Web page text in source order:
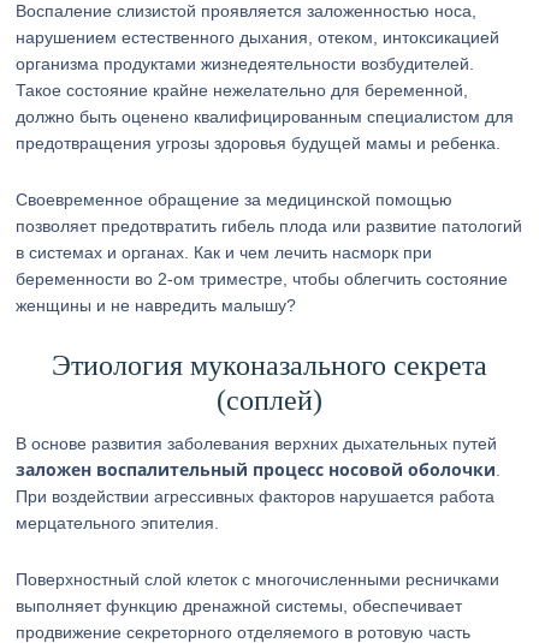
Воспаление слизистой проявляется заложенностью носа,
нарушением естественного дыхания, отеком, интоксикацией
организма продуктами жизнедеятельности возбудителей.
Такое состояние крайне нежелательно для беременной,
должно быть оценено квалифицированным специалистом для
предотвращения угрозы здоровья будущей мамы и ребенка.
Своевременное обращение за медицинской помощью
позволяет предотвратить гибель плода или развитие патологий
в системах и органах. Как и чем лечить насморк при
беременности во 2-ом триместре, чтобы облегчить состояние
женщины и не навредить малышу?
Этиология муконазального секрета
(соплей)
В основе развития заболевания верхних дыхательных путей
заложен воспалительный процесс носовой оболочки
При воздействии агрессивных факторов нарушается работа
мерцательного эпителия.
Поверхностный слой клеток с многочисленными ресничками
выполняет функцию дренажной системы, обеспечивает
продвижение секреторного отделяемого в ротовую часть